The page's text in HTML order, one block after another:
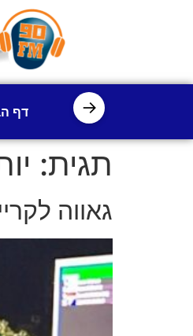
→ דף
תגית:
גאווה